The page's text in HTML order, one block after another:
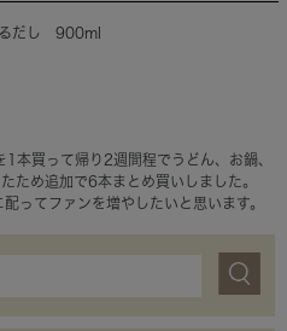
だし 900ml
本買って帰り2週間程でうどん、お鍋、
ため追加で6本まとめ買いしました。
ってファンを増やしたいと思います。